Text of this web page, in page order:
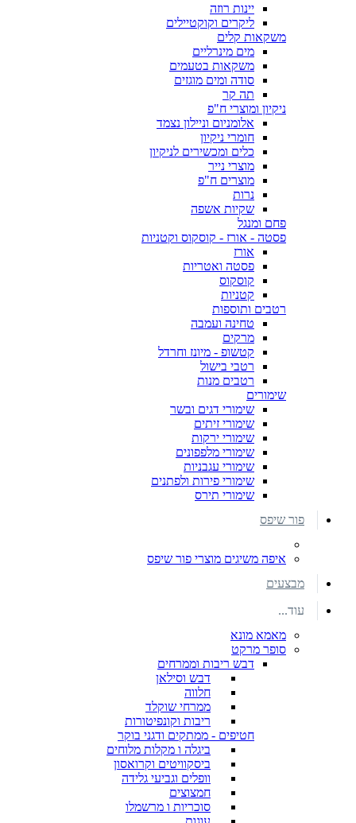
יינות רוזה
ליקרים וקוקטיילים
משקאות קלים
מים מינרליים
משקאות בטעמים
סודה ומים מוגזים
תה קר
ניקיון ומוצרי ח"פ
אלומניום וניילון נצמד
חומרי ניקיון
כלים ומכשירים לניקיון
מוצרי נייר
מוצרים ח"פ
נרות
שקיות אשפה
פחם ומנגל
פסטה - אורז - קוסקוס וקטניות
אורז
פסטה ואטריות
קוסקוס
קטניות
רטבים ותוספות
טחינה ועמבה
מרקים
קטשופ - מיונז וחרדל
רטבי בישול
רטבים מנות
שימורים
שימורי דגים ובשר
שימורי זיתים
שימורי ירקות
שימורי מלפפונים
שימורי עגבניות
שימורי פירות ולפתנים
שימורי תירס
פור שיפס
איפה משיגים מוצרי פור שיפס
מבצעים
עוד...
מאמא מונא
סופר מרקט
דבש ריבות וממרחים
דבש וסילאן
חלווה
ממרחי שוקלד
ריבות וקונפיטורות
חטיפים - ממתקים ודגני בוקר
ביגלה ו מקלות מלוחים
ביסקוויטים וקרואסון
וופלים וגביעי גלידה
חמצוצים
סוכריות ו מרשמלו